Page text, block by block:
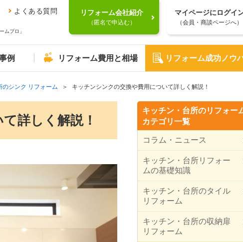
よくある質問
ムプロ」
リフォーム会社紹介
（匿名で申込む）
マイページにログイ
（会員・商談ページへ）
例 リフォーム費用と相場 リフォーム成功ノウ
のシンク リフォーム キッチンシンクの交換や費用について詳しく解説！
詳しく解説！
キッチン・台所のリフォー
カテゴリ一覧
コラム・ニュース
キッチン・台所リフォー
ムの基礎知識
キッチン・台所のタイル
リフォーム
キッチン・台所の収納扉
リフォーム